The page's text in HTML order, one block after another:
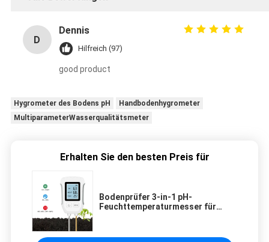
D
Dennis
Hilfreich (97)
good product
Hygrometer des Bodens pH
Handbodenhygrometer
MultiparameterWasserqualitätsmeter
Erhalten Sie den besten Preis für
Bodenprüfer 3-in-1 pH-
Feuchttemperaturmesser für